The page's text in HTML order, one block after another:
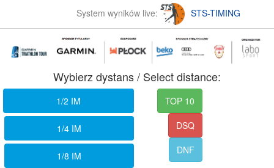
System wyników live: STS-TIMING
Wybierz dystans / Select distance:
1/2 IM
1/4 IM
1/8 IM
TOP 10
DSQ
DNF